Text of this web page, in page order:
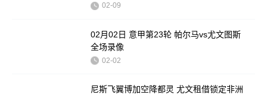
02-09
02月02日 意甲第23轮 帕尔马vs尤文图斯
全场录像
02-02
尼斯飞翼博加空降都灵 尤文租借锁定非洲